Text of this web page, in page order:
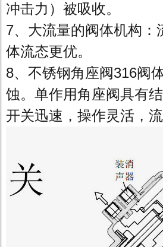
冲击力）被吸收。
7、大流量的阀体机构
体流态更优。
8、不锈钢角座阀316阀
蚀。单作用角座阀具有
开关迅速，操作灵活，